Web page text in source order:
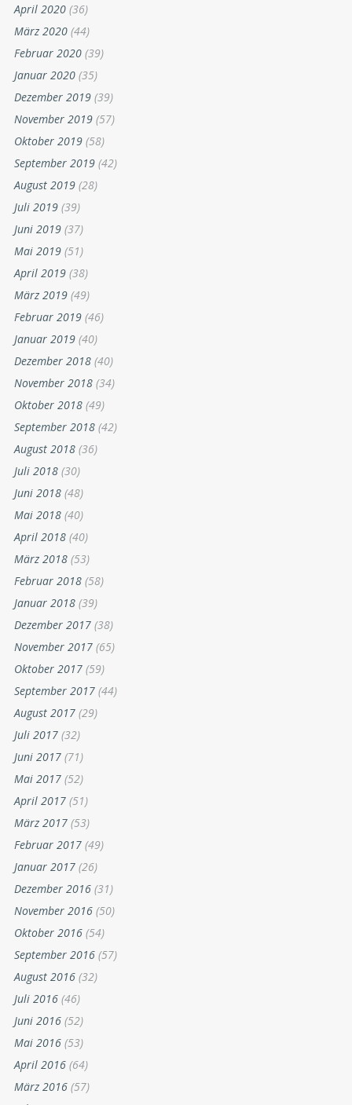
April 2020 (36)
März 2020 (44)
Februar 2020 (39)
Januar 2020 (35)
Dezember 2019 (39)
November 2019 (57)
Oktober 2019 (58)
September 2019 (42)
August 2019 (28)
Juli 2019 (39)
Juni 2019 (37)
Mai 2019 (51)
April 2019 (38)
März 2019 (49)
Februar 2019 (46)
Januar 2019 (40)
Dezember 2018 (40)
November 2018 (34)
Oktober 2018 (49)
September 2018 (42)
August 2018 (36)
Juli 2018 (30)
Juni 2018 (48)
Mai 2018 (40)
April 2018 (40)
März 2018 (53)
Februar 2018 (58)
Januar 2018 (39)
Dezember 2017 (38)
November 2017 (65)
Oktober 2017 (59)
September 2017 (44)
August 2017 (29)
Juli 2017 (32)
Juni 2017 (71)
Mai 2017 (52)
April 2017 (51)
März 2017 (53)
Februar 2017 (49)
Januar 2017 (26)
Dezember 2016 (31)
November 2016 (50)
Oktober 2016 (54)
September 2016 (57)
August 2016 (32)
Juli 2016 (46)
Juni 2016 (52)
Mai 2016 (53)
April 2016 (64)
März 2016 (57)